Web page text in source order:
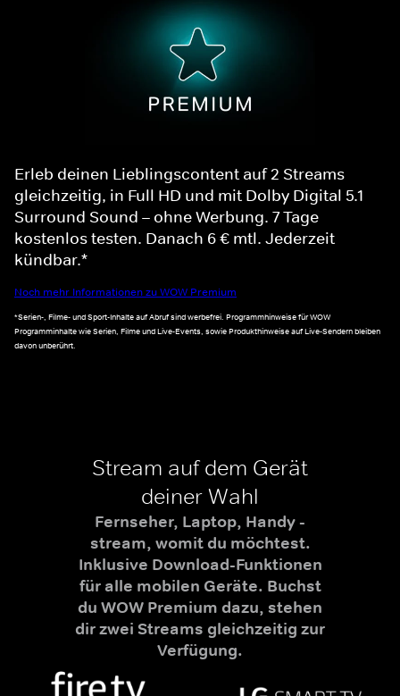
Erleb deinen Lieblingscontent auf 2 Streams
gleichzeitig, in Full HD und mit Dolby Digital 5.1
Surround Sound – ohne Werbung. 7 Tage
kostenlos testen. Danach 6 € mtl. Jederzeit
kündbar.*
Noch mehr Informationen zu WOW Premium
*Serien-, Filme- und Sport-Inhalte auf Abruf sind werbefrei. Programmhinweise für WOW
Programminhalte wie Serien, Filme und Live-Events, sowie Produkthinweise auf Live-Sendern bleiben
davon unberührt.
Stream auf dem Gerät
deiner Wahl
Fernseher, Laptop, Handy -
stream, womit du möchtest.
Inklusive Download-Funktionen
für alle mobilen Geräte. Buchst
du WOW Premium dazu, stehen
dir zwei Streams gleichzeitig zur
Verfügung.